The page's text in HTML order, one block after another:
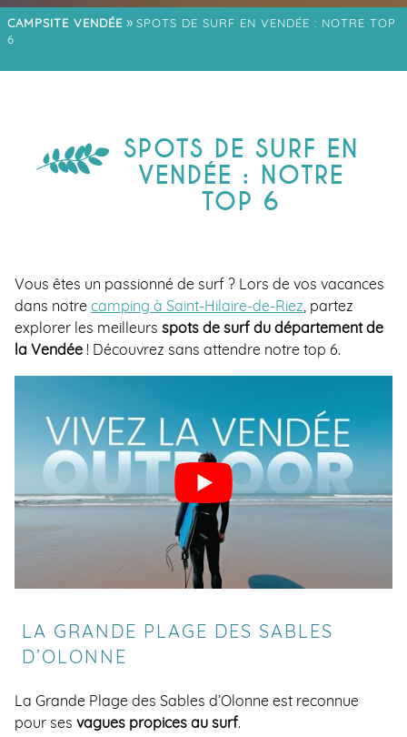
CAMPSITE VENDÉE » SPOTS DE SURF EN VENDÉE : NOTRE TOP
6
SPOTS DE SURF EN
VENDÉE : NOTRE
TOP 6
Vous êtes un passionné de surf ? Lors de vos vacances
dans notre camping à Saint-Hilaire-de-Riez , partez
explorer les meilleurs spots de surf du département de
la Vendée ! Découvrez sans attendre notre top 6.
LA GRANDE PLAGE DES SABLES
D’OLONNE
La Grande Plage des Sables d’Olonne est reconnue
pour ses vagues propices au surf.